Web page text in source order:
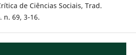
de Ciências Sociais, Trad.
n. 69, 3-16.